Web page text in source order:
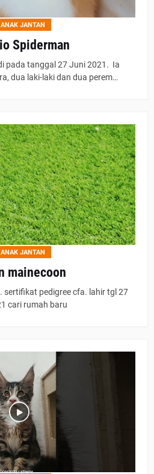
ANAK JANTAN
Spiderman
pada tanggal 27 Juni 2021. Ia
dua laki-laki dan dua perem…
ANAK JANTAN
mainecoon
sertifikat pedigree cfa. lahir tgl 27
cari rumah baru